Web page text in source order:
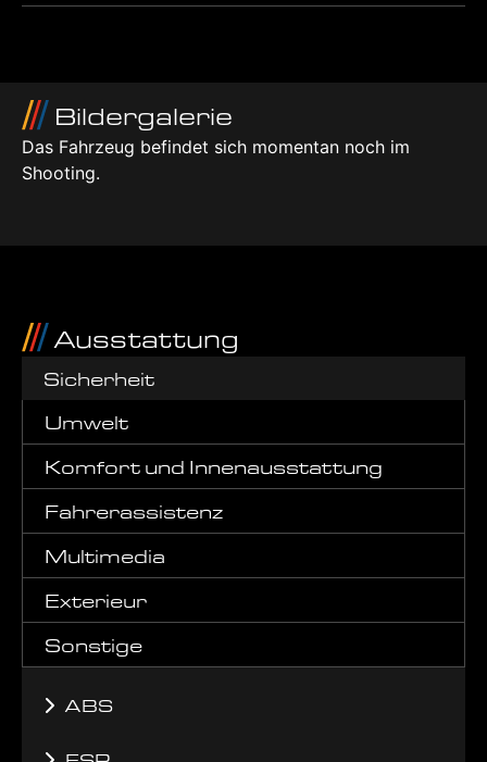
Bildergalerie
Das Fahrzeug befindet sich momentan noch im
Shooting.
Ausstattung
Sicherheit
Umwelt
Komfort und Innenausstattung
Fahrerassistenz
Multimedia
Exterieur
Sonstige
ABS